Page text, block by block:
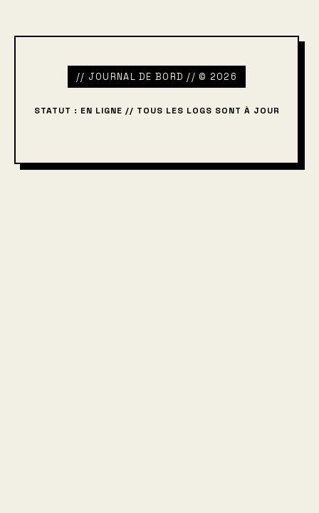
// JOURNAL DE BORD // © 2026
STATUT : EN LIGNE // TOUS LES LOGS SONT À JOUR